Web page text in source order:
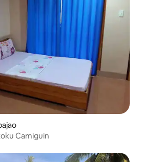
Camiguin